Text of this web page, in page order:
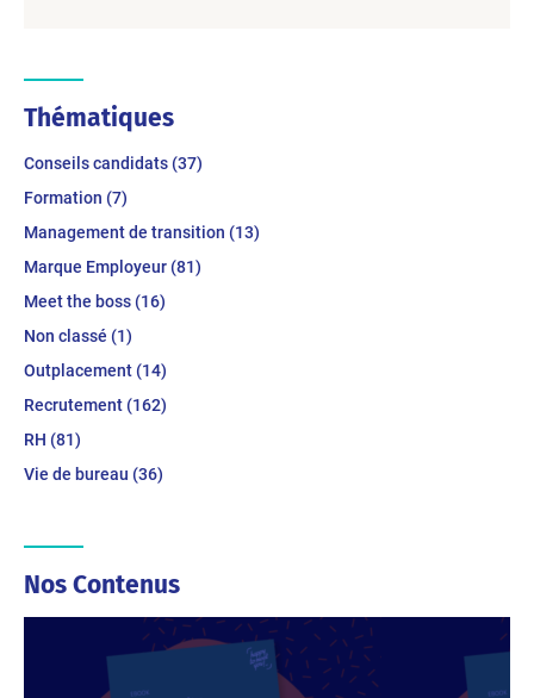
Thématiques
Conseils candidats (37)
Formation (7)
Management de transition (13)
Marque Employeur (81)
Meet the boss (16)
Non classé (1)
Outplacement (14)
Recrutement (162)
RH (81)
Vie de bureau (36)
Nos Contenus